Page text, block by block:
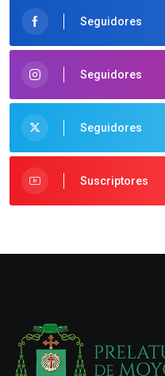
Seguidores
Seguidores
Seguidores
Suscriptores